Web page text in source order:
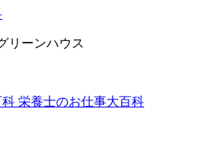
リーンハウス
栄養士のお仕事大百科